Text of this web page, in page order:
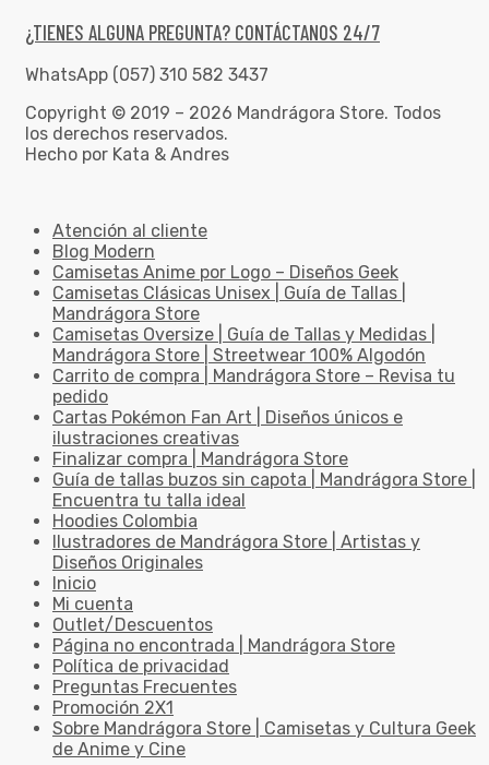
¿TIENES ALGUNA PREGUNTA? CONTÁCTANOS 24/7
WhatsApp (057) 310 582 3437
Copyright © 2019 – 2026 Mandrágora Store. Todos
los derechos reservados.
Hecho por Kata & Andres
Atención al cliente
Blog Modern
Camisetas Anime por Logo – Diseños Geek
Camisetas Clásicas Unisex | Guía de Tallas |
Mandrágora Store
Camisetas Oversize | Guía de Tallas y Medidas |
Mandrágora Store | Streetwear 100% Algodón
Carrito de compra | Mandrágora Store – Revisa tu
pedido
Cartas Pokémon Fan Art | Diseños únicos e
ilustraciones creativas
Finalizar compra | Mandrágora Store
Guía de tallas buzos sin capota | Mandrágora Store |
Encuentra tu talla ideal
Hoodies Colombia
Ilustradores de Mandrágora Store | Artistas y
Diseños Originales
Inicio
Mi cuenta
Outlet/Descuentos
Página no encontrada | Mandrágora Store
Política de privacidad
Preguntas Frecuentes
Promoción 2X1
Sobre Mandrágora Store | Camisetas y Cultura Geek
de Anime y Cine